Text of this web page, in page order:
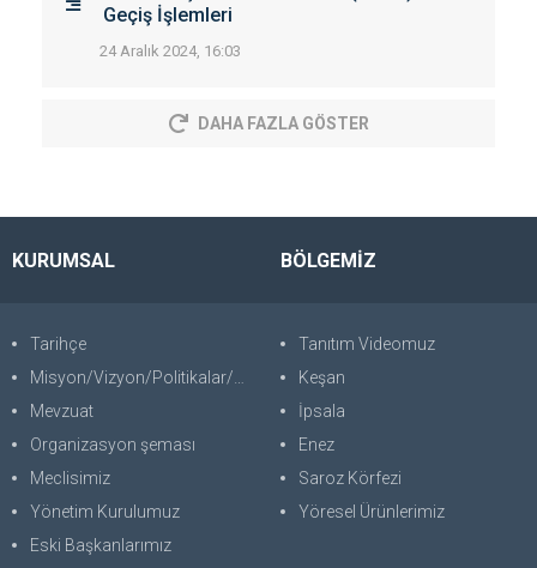
Geçiş İşlemleri
24 Aralık 2024, 16:03
DAHA FAZLA GÖSTER
KURUMSAL
Tarihçe
Misyon/Vizyon/Politikalar/SWOT
Mevzuat
Organizasyon şeması
Meclisimiz
Yönetim Kurulumuz
Eski Başkanlarımız
BÖLGEMİZ
Tanıtım Videomuz
Keşan
İpsala
Enez
Saroz Körfezi
Yöresel Ürünlerimiz